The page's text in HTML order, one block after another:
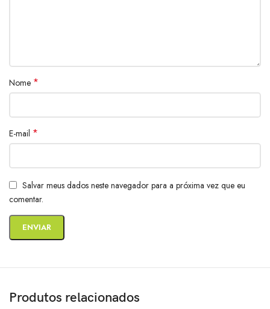
Nome *
E-mail *
Salvar meus dados neste navegador para a próxima vez que eu
comentar.
Produtos relacionados